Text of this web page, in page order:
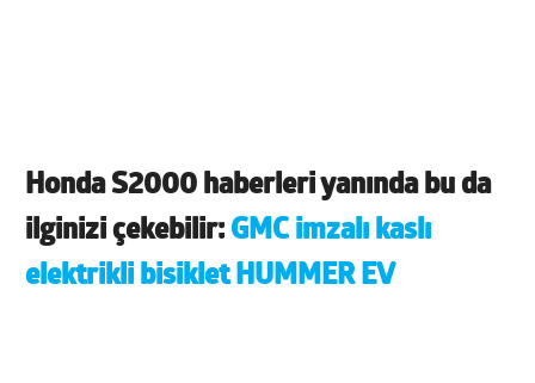
Honda S2000 haberleri yanında bu da
ilginizi çekebilir: GMC imzalı kaslı
elektrikli bisiklet HUMMER EV